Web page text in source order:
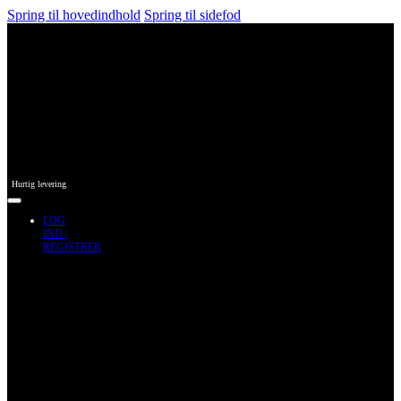
Spring til hovedindhold Spring til sidefod
Hurtig levering
LOG
IND /
REGISTRER